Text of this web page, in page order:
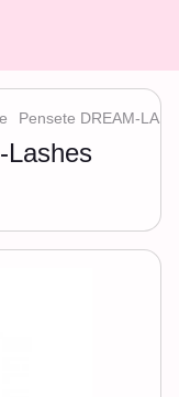
Pensete DREAM-
Lashes